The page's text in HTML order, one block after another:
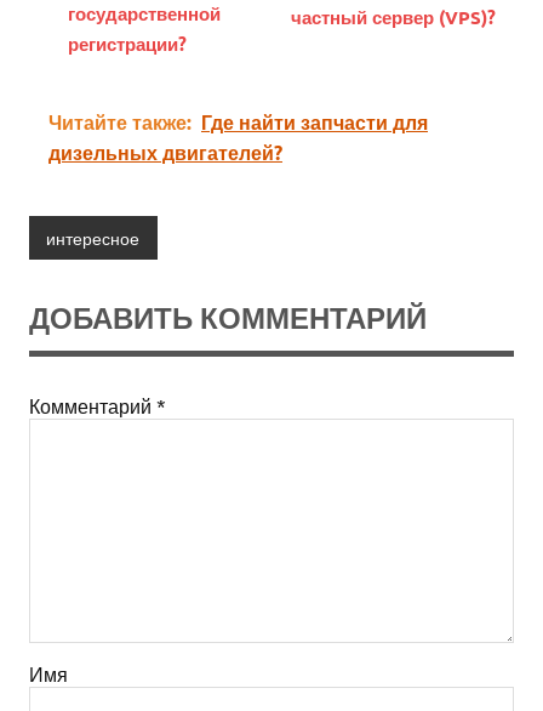
государственной
регистрации?
частный сервер (VPS)?
Читайте также: Где найти запчасти для
дизельных двигателей?
интересное
ДОБАВИТЬ КОММЕНТАРИЙ
Комментарий *
Имя